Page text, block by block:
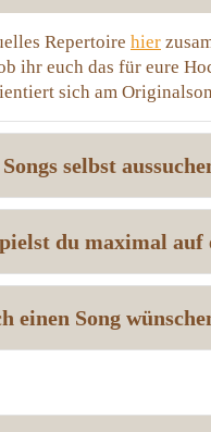
Repertoire hier
ihr euch das für eure
sich am
selbst
du maximal auf
einen Song